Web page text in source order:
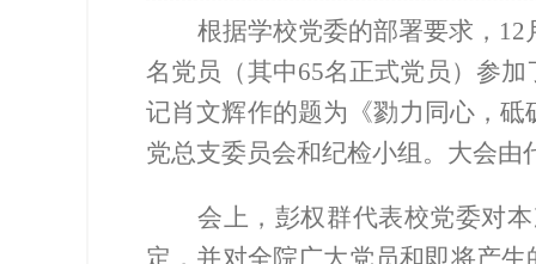
根据学校党委的部署要求，
名党员（其中65名正式党员）参
记肖文辉作的题为《勠力同心，
党总支委员会和纪检小组。大会由
会上，彭权群代表校党委对
定，并对全院广大党员和即将产